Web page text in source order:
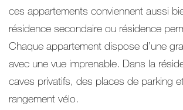
ces appartements conviennent aussi
résidence secondaire ou résidence
Chaque appartement dispose d’une
avec une vue imprenable. Dans la
caves privatifs, des places de parking
rangement vélo.